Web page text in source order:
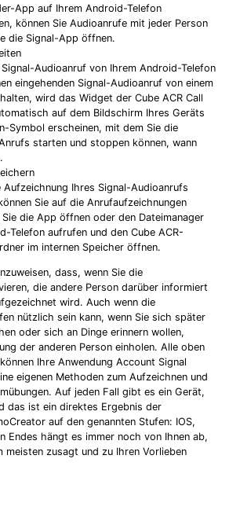
App auf Ihrem Android-Telefon
können Sie Audioanrufe mit jeder Person
die Signal-App öffnen.
Signal-Audioanruf von Ihrem Android-Telefon
eingehenden Signal-Audioanruf von einem
wird das Widget der Cube ACR Call
auf dem Bildschirm Ihres Geräts
Symbol erscheinen, mit dem Sie die
starten und stoppen können, wann
Aufzeichnung Ihres Signal-Audioanrufs
Sie auf die Anrufaufzeichnungen
die App öffnen oder den Dateimanager
Telefon aufrufen und den Cube ACR-
im internen Speicher öffnen.
dass, wenn Sie die
die andere Person darüber informiert
wird. Auch wenn die
nützlich sein kann, wenn Sie sich später
oder sich an Dinge erinnern wollen,
der anderen Person einholen. Alle oben
Ihre Anwendung Account Signal
eigenen Methoden zum Aufzeichnen und
Auf jeden Fall gibt es ein Gerät,
das ist ein direktes Ergebnis der
auf den genannten Stufen: IOS,
Endes hängt es immer noch von Ihnen ab,
meisten zusagt und zu Ihren Vorlieben